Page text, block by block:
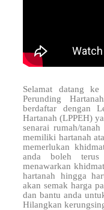
Selamat datang ke
Perunding
berdaftar dengan
Hartanah (LPPEH)
senarai rumah/
memiliki hartanah
memerlukan
anda boleh terus
menawarkan
hartanah hingga
akan semak harga
dan bantu anda
Hilangkan